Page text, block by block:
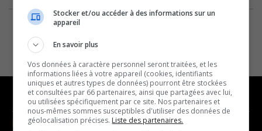
NOUVELLES MUSIQUE
Stocker et/ou accéder à des informations sur un
appareil
En savoir plus
Vos données à caractère personnel seront traitées, et les
informations liées à votre appareil (cookies, identifiants
uniques et autres types de données) pourront être stockées
et consultées par 66 partenaires, ainsi que partagées avec lui,
ou utilisées spécifiquement par ce site. Nos partenaires et
nous-mêmes sommes susceptibles d'utiliser des données de
géolocalisation précises. Liste des partenaires.